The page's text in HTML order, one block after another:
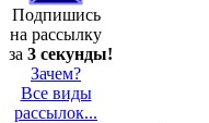
Подпишись
на рассылку
за 3 секунды!
Зачем?
Все виды
рассылок...